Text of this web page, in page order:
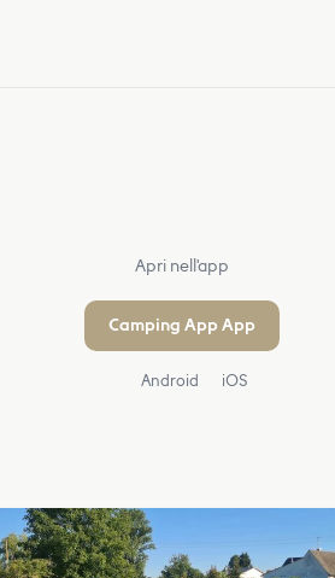
Apri nell'app
Camping App App
Android iOS